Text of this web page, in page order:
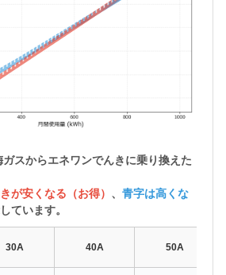
スからエネワンでんきに乗り換えた
が安くなる（お得） 、 青字は高くな
ています。
30A 40A 50A